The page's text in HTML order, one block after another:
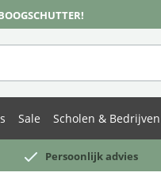
Sale Scholen & Bedrijven
Persoonlijk advies